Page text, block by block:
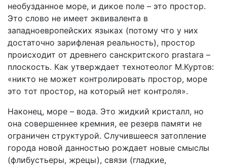
необузданное море, и дикое поле – это простор.
Это слово не имеет эквивалента в
западноевропейских языках (потому что у них
достаточно зарифленая реальность), простор
происходит от древнего санскритского prastara –
плоскость. Как утверждает технотеолог М.Куртов:
«никто не может контролировать простор, море
это тот простор, на который нет контроля».
Наконец, море – вода. Это жидкий кристалл, но
она совершеннее кремния, ее резерв памяти не
ограничен структурой. Случившееся затопление
города новой данностью рождает новые смыслы
(флибустьеры, жрецы), связи (гладкие,